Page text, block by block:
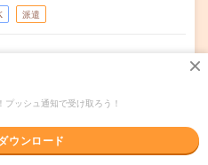
派遣
前(長野県)駅から車5分
カレンダーあり（月1～2回土曜出
もあります）
間45分 休憩1時間15分)※休憩時間
午後1…
ッシュ通知で受け取ろう！
ウンロード